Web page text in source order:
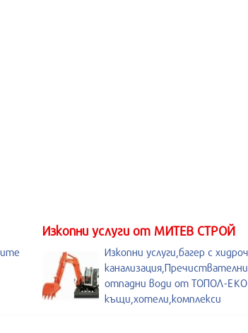
Изкопни услуги от МИТЕВ СТРОЙ
Изкопни услуги,багер с
отпадни води от ТОПОЛ-ЕКО
къщи,хотели,комплекси